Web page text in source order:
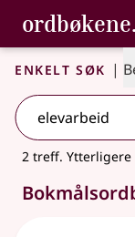
Gå til
Bokmålsordboka og
Enkelt søk |
2 treff.